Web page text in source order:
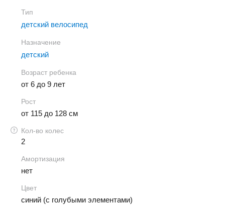
Тип
детский велосипед
Назначение
детский
Возраст ребенка
от 6 до 9 лет
Рост
от 115 до 128 см
Кол-во колес
2
Амортизация
нет
Цвет
синий (с голубыми элементами)